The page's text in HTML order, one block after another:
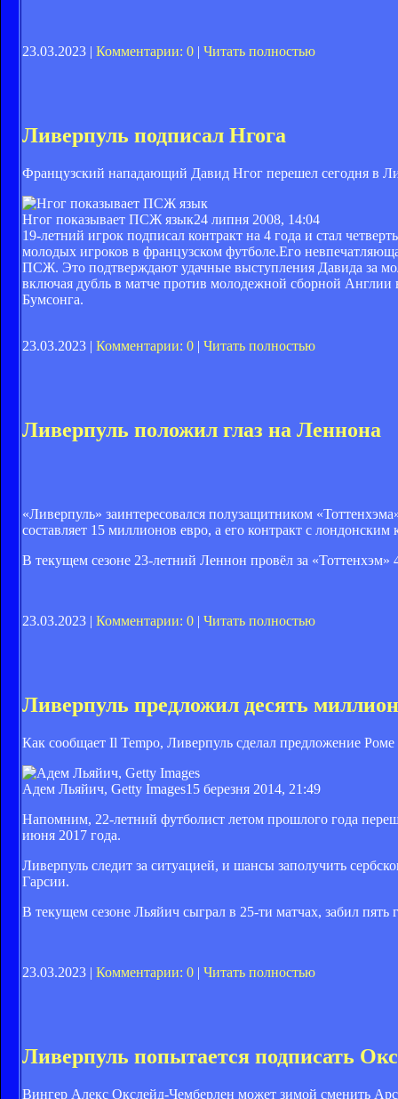
23.03.2023 | Комментарии: 0 | Читать полностью
Ливерпуль подписал Нгога
Французский нападающий Давид Нгог перешел сегодня в
Нгог показывает ПСЖ язык24 липня 2008, 14:04
19-летний игрок подписал контракт на 4 года и стал
молодых игроков в французском футболе.Его
ПСЖ. Это подтверждают удачные выступления Давида за
включая дубль в матче против молодежной сборной
Бумсонга.
23.03.2023 | Комментарии: 0 | Читать полностью
Ливерпуль положил глаз на Леннона
«Ливерпуль» заинтересовался полузащитником
составляет 15 миллионов евро, а его контракт с лондонским
В текущем сезоне 23-летний Леннон провёл за «Тоттенхэм»
23.03.2023 | Комментарии: 0 | Читать полностью
Ливерпуль предложил десять
Как сообщает Il Tempo, Ливерпуль сделал предложение
Адем Льяйич, Getty Images15 березня 2014, 21:49
Напомним, 22-летний футболист летом прошлого года
июня 2017 года.
Ливерпуль следит за ситуацией, и шансы заполучить
Гарсии.
В текущем сезоне Льяйич сыграл в 25-ти матчах, забил пять
23.03.2023 | Комментарии: 0 | Читать полностью
Ливерпуль попытается подписать
Вингер Алекс Окслейд-Чемберлен может зимой сменить